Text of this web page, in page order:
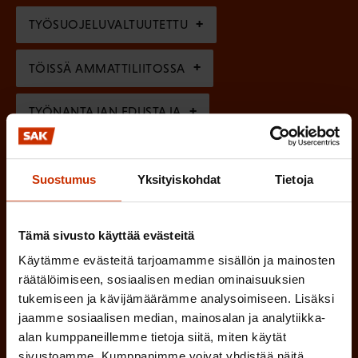
Suostumus Yksityiskohdat Tietoja
Tämä sivusto käyttää evästeitä
Käytämme evästeitä tarjoamamme sisällön ja mainosten
räätälöimiseen, sosiaalisen median ominaisuuksien
tukemiseen ja kävijämäärämme analysoimiseen. Lisäksi
jaamme sosiaalisen median, mainosalan ja analytiikka-
alan kumppaneillemme tietoja siitä, miten käytät
e
n
)
l
i
n
e
n
TYÖSUOJELUVALTUUTETTU
TÖISSÄ AMMATTILIITOSSA
TYÖNANTAJAN EDUSTAJA
a
k
o
l
SUOMI RUOTSI
Hyväksyn tietojeni tallentamisen ja käsittelyn
SAK:n viestintärekisterinmukaisesti *